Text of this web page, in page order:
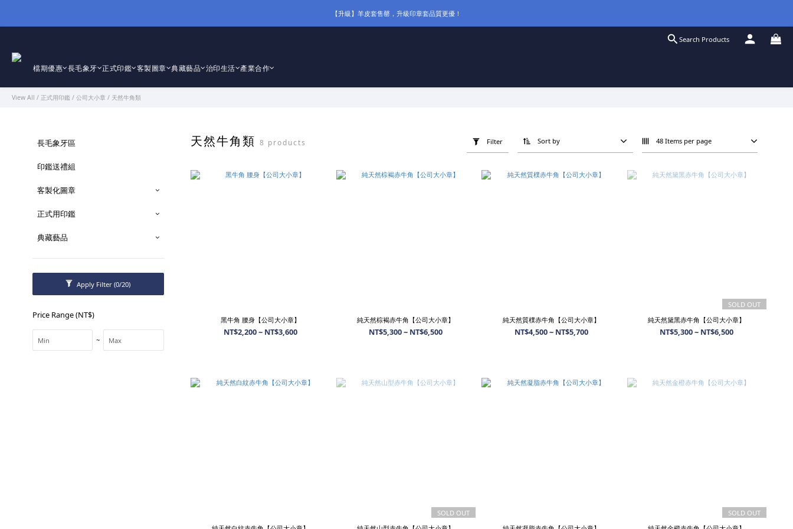
【升級】羊皮套售罄，升級印章套品質更優！
Search Products
檔期優惠 長毛象牙 正式印鑑 客製圖章 典藏藝品 治印生活 產業合作
View All / 正式用印鑑 / 公司大小章 / 天然牛角類
長毛象牙區
印鑑送禮組
客製化圖章
正式用印鑑
典藏藝品
Apply Filter(0/20)
Price Range (NT$)
~
天然牛角類8 products Filter Sort by 48 Items per page
黑牛角 腰身【公司大小章】
NT$2,200 ~ NT$3,600
純天然棕褐赤牛角【公司大小章】
NT$5,300 ~ NT$6,500
純天然質樸赤牛角【公司大小章】
NT$4,500 ~ NT$5,700
SOLD OUT
純天然黛黑赤牛角【公司大小章】
NT$5,300 ~ NT$6,500
SOLD OUT
SOLD OUT